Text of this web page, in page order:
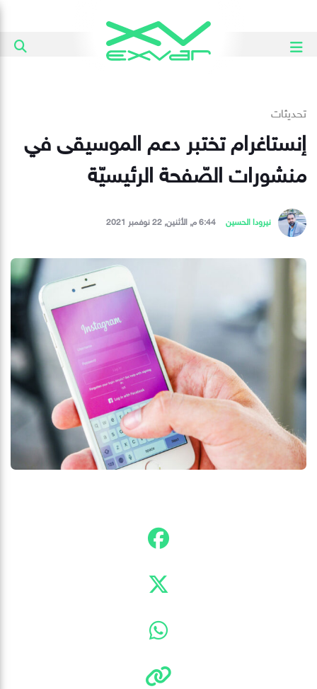
تحديثات
إنستاغرام تختبر دعم الموسيقى في
منشورات الصّفحة الرئيسيّة
نيرودا الحسين 6:44 م, الأثنين, 22 نوفمبر 2021